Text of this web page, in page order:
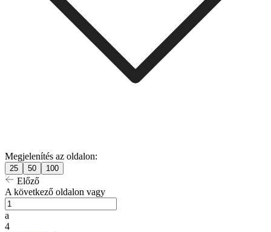
Megjelenítés az oldalon:
25 50 100
Előző
A következő oldalon vagy
a
4